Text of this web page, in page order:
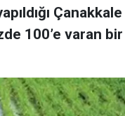
Çanakkale
100’e varan